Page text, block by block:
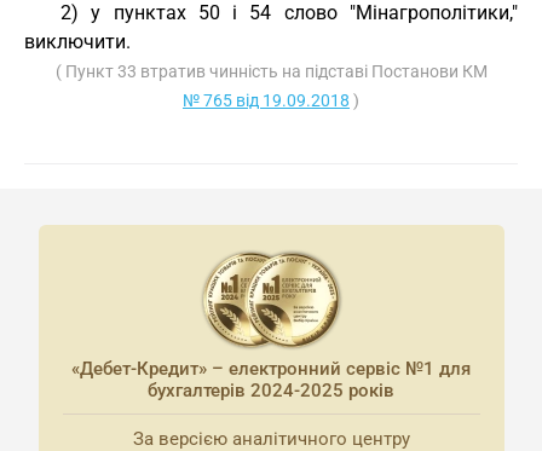
2) у пунктах 50 і 54 слово "Мінагрополітики,"
виключити.
( Пункт 33 втратив чинність на підставі Постанови КМ
№ 765 від 19.09.2018 )
«Дебет-Кредит» – електронний сервіс №1 для
бухгалтерів 2024-2025 років
За версією аналітичного центру